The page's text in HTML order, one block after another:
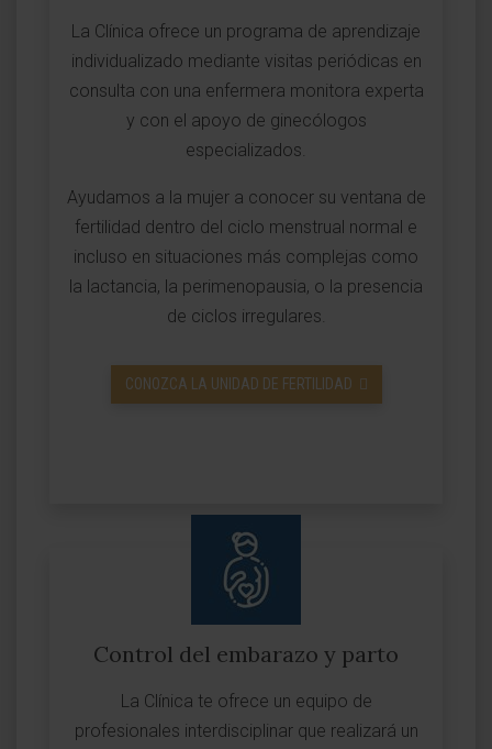
La Clínica ofrece un programa de aprendizaje
individualizado mediante visitas periódicas en
consulta con una enfermera monitora experta
y con el apoyo de ginecólogos
especializados.
Ayudamos a la mujer a conocer su ventana de
fertilidad dentro del ciclo menstrual normal e
incluso en situaciones más complejas como
la lactancia, la perimenopausia, o la presencia
de ciclos irregulares.
CONOZCA LA UNIDAD DE FERTILIDAD
Control del embarazo y parto
La Clínica te ofrece un equipo de
profesionales interdisciplinar que realizará un